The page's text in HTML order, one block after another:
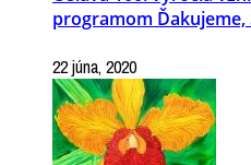
programom Ďakujeme,
22 júna, 2020